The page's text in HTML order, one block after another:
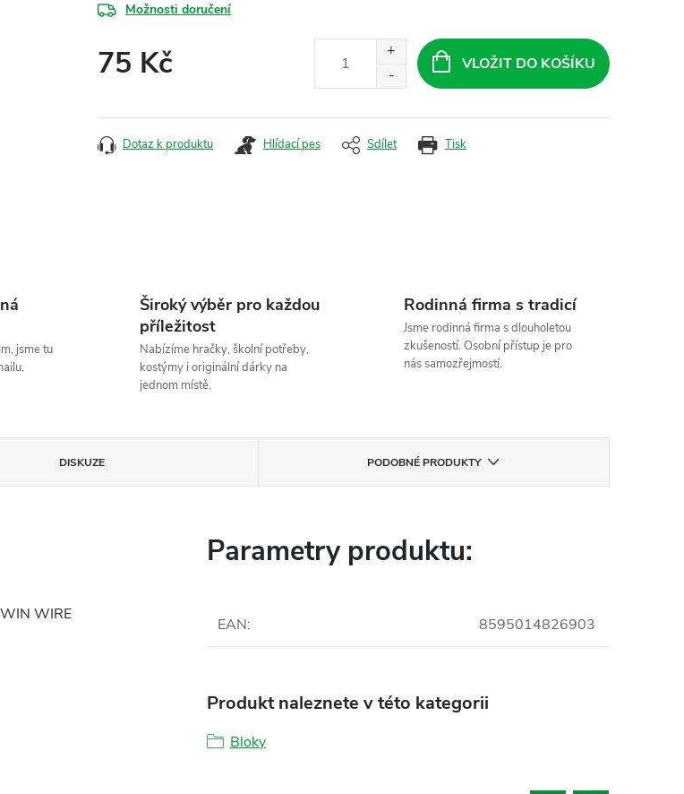
Možnosti doručení
75 Kč VLOŽIT DO KOŠÍKU
Tisk
Dotaz k produktu Hlídací pes Sdílet
jsme tu
Široký výběr pro každou
příležitost
Nabízíme hračky, školní potřeby,
kostýmy i originální dárky na
jednom místě.
Rodinná firma s tradicí
Jsme rodinná firma s dlouholetou
zkušeností. Osobní přístup je pro
nás samozřejmostí.
DISKUZE PODOBNÉ PRODUKTY
WIRE
Parametry produktu:
EAN: 8595014826903
Produkt naleznete v této kategorii
Bloky